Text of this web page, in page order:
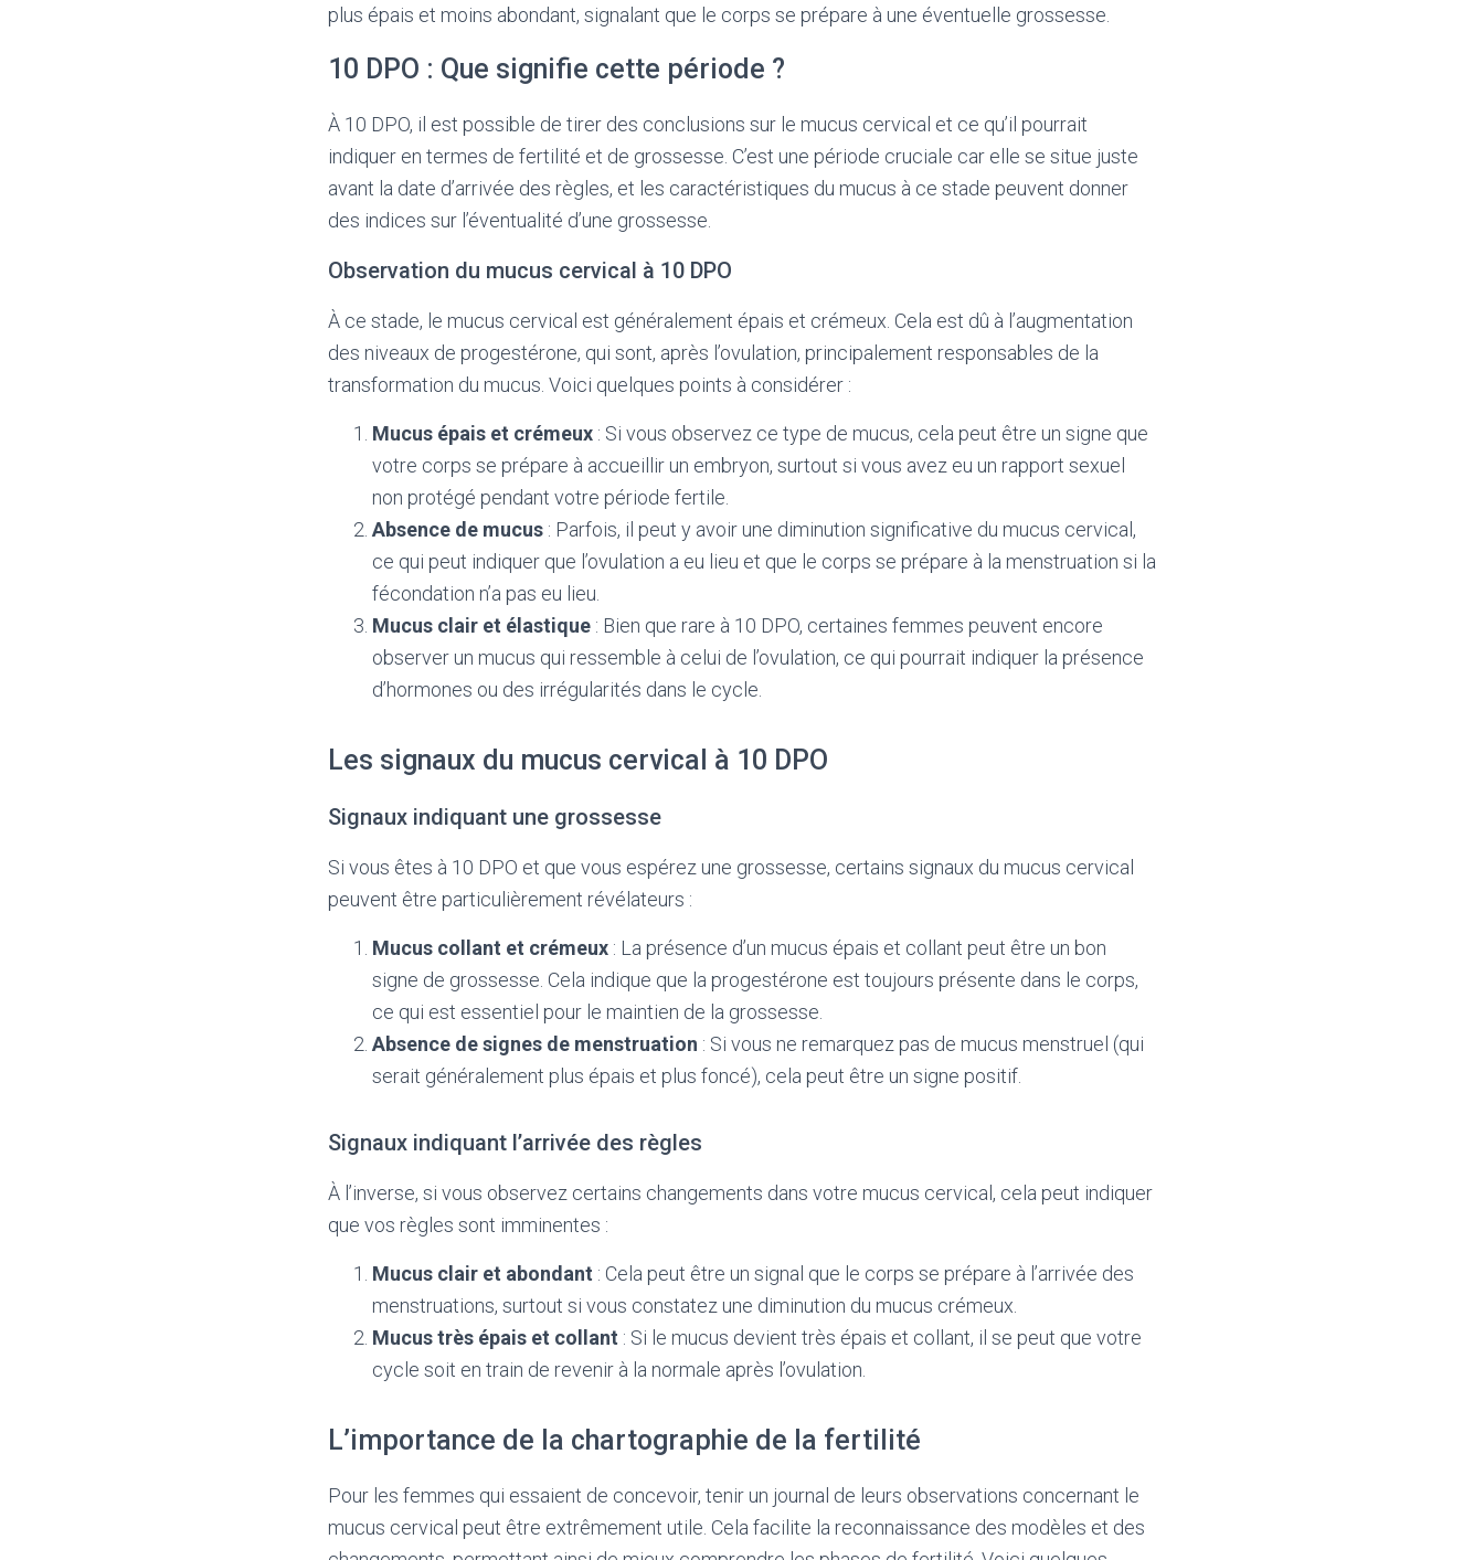
plus épais et moins abondant, signalant que le corps se prépare à une éventuelle grossesse.
10 DPO : Que signifie cette période ?
À 10 DPO, il est possible de tirer des conclusions sur le mucus cervical et ce qu’il pourrait
indiquer en termes de fertilité et de grossesse. C’est une période cruciale car elle se situe juste
avant la date d’arrivée des règles, et les caractéristiques du mucus à ce stade peuvent donner
des indices sur l’éventualité d’une grossesse.
Observation du mucus cervical à 10 DPO
À ce stade, le mucus cervical est généralement épais et crémeux. Cela est dû à l’augmentation
des niveaux de progestérone, qui sont, après l’ovulation, principalement responsables de la
transformation du mucus. Voici quelques points à considérer :
Mucus épais et crémeux : Si vous observez ce type de mucus, cela peut être un signe que
votre corps se prépare à accueillir un embryon, surtout si vous avez eu un rapport sexuel
non protégé pendant votre période fertile.
Absence de mucus : Parfois, il peut y avoir une diminution significative du mucus cervical,
ce qui peut indiquer que l’ovulation a eu lieu et que le corps se prépare à la menstruation si la
fécondation n’a pas eu lieu.
Mucus clair et élastique : Bien que rare à 10 DPO, certaines femmes peuvent encore
observer un mucus qui ressemble à celui de l’ovulation, ce qui pourrait indiquer la présence
d’hormones ou des irrégularités dans le cycle.
Les signaux du mucus cervical à 10 DPO
Signaux indiquant une grossesse
Si vous êtes à 10 DPO et que vous espérez une grossesse, certains signaux du mucus cervical
peuvent être particulièrement révélateurs :
Mucus collant et crémeux : La présence d’un mucus épais et collant peut être un bon
signe de grossesse. Cela indique que la progestérone est toujours présente dans le corps,
ce qui est essentiel pour le maintien de la grossesse.
Absence de signes de menstruation : Si vous ne remarquez pas de mucus menstruel (qui
serait généralement plus épais et plus foncé), cela peut être un signe positif.
Signaux indiquant l’arrivée des règles
À l’inverse, si vous observez certains changements dans votre mucus cervical, cela peut indiquer
que vos règles sont imminentes :
Mucus clair et abondant : Cela peut être un signal que le corps se prépare à l’arrivée des
menstruations, surtout si vous constatez une diminution du mucus crémeux.
Mucus très épais et collant : Si le mucus devient très épais et collant, il se peut que votre
cycle soit en train de revenir à la normale après l’ovulation.
L’importance de la chartographie de la fertilité
Pour les femmes qui essaient de concevoir, tenir un journal de leurs observations concernant le
mucus cervical peut être extrêmement utile. Cela facilite la reconnaissance des modèles et des